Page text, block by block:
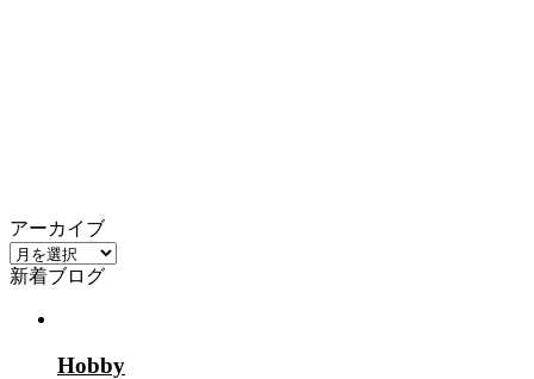
アーカイブ
ア
ー
新着ブログ
Hobby